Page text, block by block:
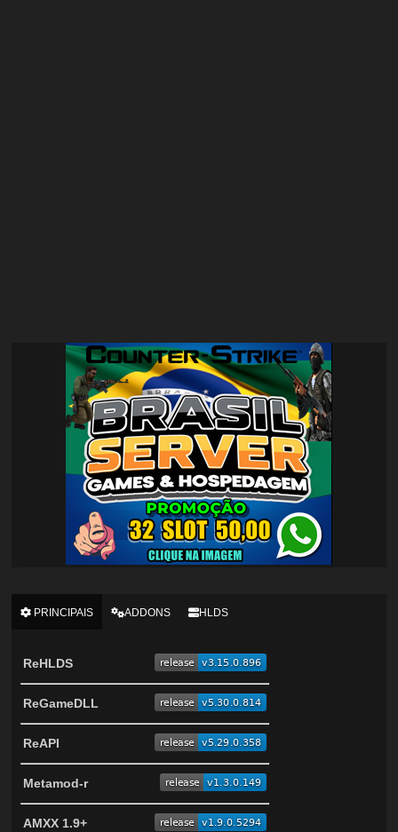
PRINCIPAIS ADDONS HLDS
ReHLDS
ReGameDLL
ReAPI
Metamod-r
AMXX 1.9+